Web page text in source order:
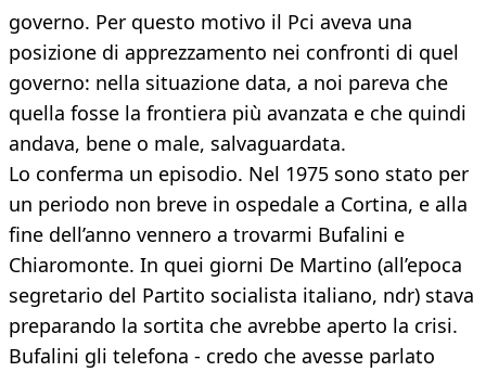
governo. Per questo motivo il Pci aveva una
posizione di apprezzamento nei confronti di quel
governo: nella situazione data, a noi pareva che
quella fosse la frontiera più avanzata e che quindi
andava, bene o male, salvaguardata.
Lo conferma un episodio. Nel 1975 sono stato per
un periodo non breve in ospedale a Cortina, e alla
fine dell’anno vennero a trovarmi Bufalini e
Chiaromonte. In quei giorni De Martino (all’epoca
segretario del Partito socialista italiano, ndr) stava
preparando la sortita che avrebbe aperto la crisi.
Bufalini gli telefona - credo che avesse parlato